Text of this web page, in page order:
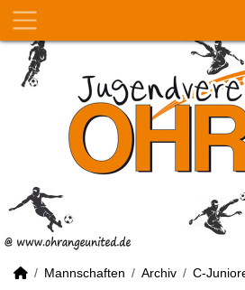
Mannschaften Archiv C-